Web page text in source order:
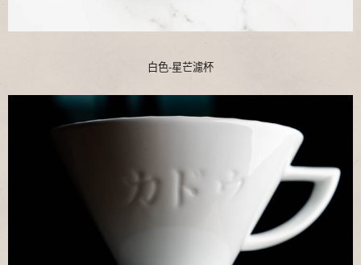
白色-星芒濾杯